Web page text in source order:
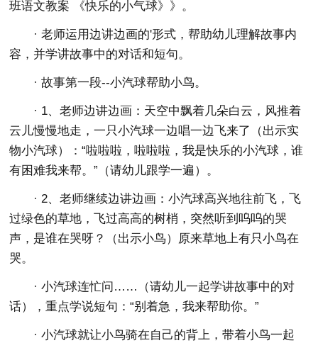
班语文教案 《快乐的小气球》》。
· 老师运用边讲边画的'形式，帮助幼儿理解故事内
容，并学讲故事中的对话和短句。
· 故事第一段--小汽球帮助小鸟。
· 1、老师边讲边画：天空中飘着几朵白云，风推着
云儿慢慢地走，一只小汽球一边唱一边飞来了（出示实
物小汽球）：“啦啦啦，啦啦啦，我是快乐的小汽球，谁
有困难我来帮。”（请幼儿跟学一遍）。
· 2、老师继续边讲边画：小汽球高兴地往前飞，飞
过绿色的草地，飞过高高的树梢，突然听到呜呜的哭
声，是谁在哭呀？（出示小鸟）原来草地上有只小鸟在
哭。
· 小汽球连忙问……（请幼儿一起学讲故事中的对
话），重点学说短句：“别着急，我来帮助你。”
· 小汽球就让小鸟骑在自己的背上，带着小鸟一起